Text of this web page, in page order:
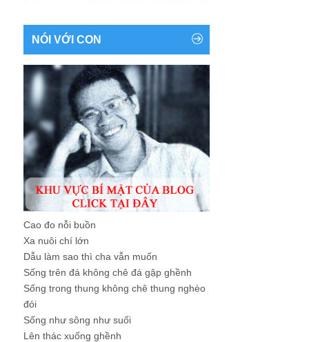
NÓI VỚI CON
Cao đo nỗi buồn
Xa nuôi chí lớn
Dẫu làm sao thì cha vẫn muốn
Sống trên đá không chê đá gập ghềnh
Sống trong thung không chê thung nghèo
đói
Sống như sông như suối
Lên thác xuống ghềnh